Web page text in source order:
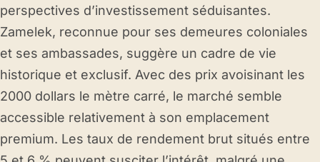
perspectives d’investissement séduisantes.
Zamelek, reconnue pour ses demeures coloniales
et ses ambassades, suggère un cadre de vie
historique et exclusif. Avec des prix avoisinant les
2000 dollars le mètre carré, le marché semble
accessible relativement à son emplacement
premium. Les taux de rendement brut situés entre